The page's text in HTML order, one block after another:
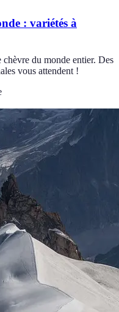
: variétés à
du monde entier. Des
vous attendent !